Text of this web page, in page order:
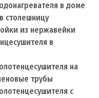
в доме
столешницу
из нержавейки
в
на
трубы
с